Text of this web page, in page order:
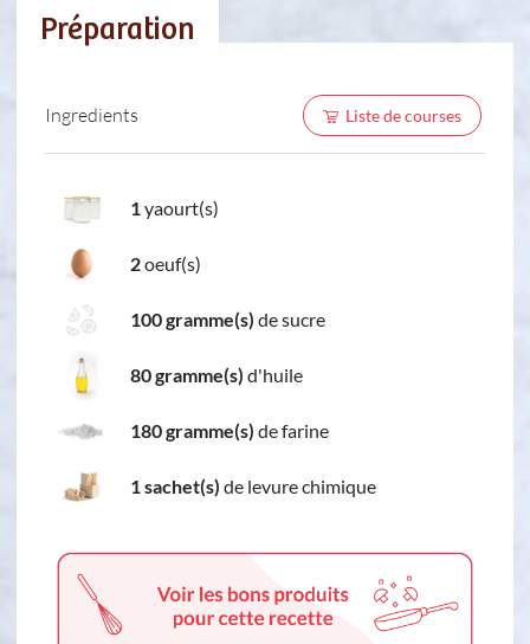
Préparation
Ingredients Liste de courses
1yaourt(s)
2oeuf(s)
100 gramme(s) de sucre
80 gramme(s) d'huile
180 gramme(s) de farine
1 sachet(s) de levure chimique